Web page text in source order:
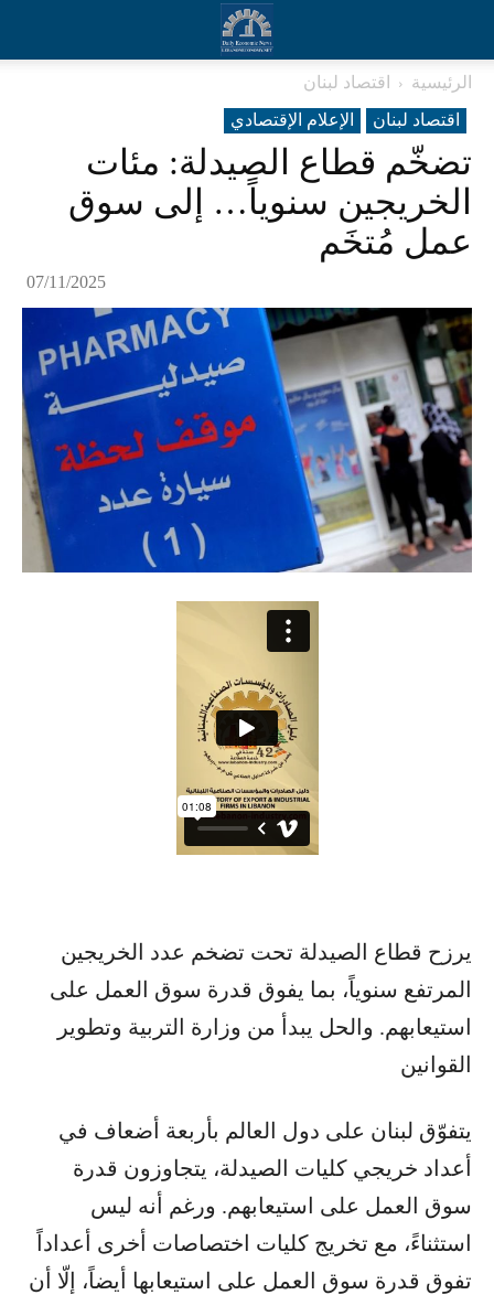
الرئيسية
اقتصاد لبنان
اقتصاد لبنان
الإعلام الإقتصادي
تضخّم قطاع الصيدلة: مئات
الخريجين سنوياً… إلى سوق
عمل مُتخَم
07/11/2025
يرزح قطاع الصيدلة تحت تضخم عدد الخريجين
المرتفع سنوياً، بما يفوق قدرة سوق العمل على
استيعابهم. والحل يبدأ من وزارة التربية وتطوير
القوانين
يتفوّق لبنان على دول العالم بأربعة أضعاف في
أعداد خريجي كليات الصيدلة، يتجاوزون قدرة
سوق العمل على استيعابهم. ورغم أنه ليس
استثناءً، مع تخريج كليات اختصاصات أخرى أعداداً
تفوق قدرة سوق العمل على استيعابها أيضاً، إلّا أن